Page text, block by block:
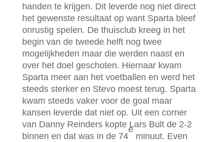
handen te krijgen. Dit leverde nog niet direct
het gewenste resultaat op want Sparta bleef
onrustig spelen. De thuisclub kreeg in het
begin van de tweede helft nog twee
mogelijkheden maar die werden naast en
over het doel geschoten. Hiernaar kwam
Sparta meer aan het voetballen en werd het
steeds sterker en Stevo moest terug. Sparta
kwam steeds vaker voor de goal maar
kansen leverde dat niet op. Uit een corner
van Danny Reinders kopte Lars Bult de 2-2
binnen en dat was in de 74
e
minuut. Even